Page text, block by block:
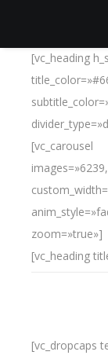
[vc_heading
[vc_carousel
zoom=»true»]
[vc_heading
[vc_dropcaps